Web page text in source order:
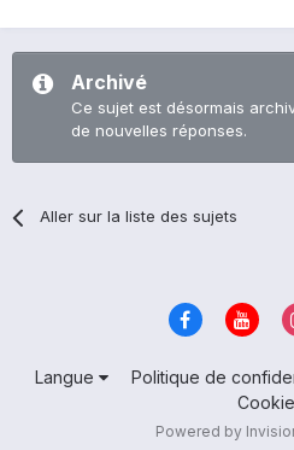
Archivé
Ce sujet est désormais
de nouvelles réponses.
Aller sur la liste des sujets
Langue Politique de
Powered by